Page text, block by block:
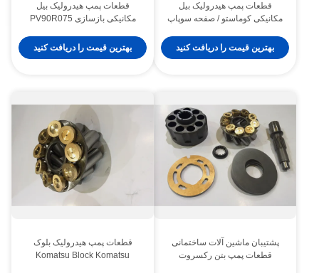
قطعات پمپ هیدرولیک بیل
مکانیکی کوماستو / صفحه سوپاپ
بهترین قیمت را دریافت کنید
قطعات پمپ هیدرولیک بیل
مکانیکی بازسازی PV90R075
بهترین قیمت را دریافت کنید
پشتیبان ماشین آلات ساختمانی
قطعات پمپ بتن رکسروت
قطعات پمپ هیدرولیک بلوک
Komatsu Block Komatsu